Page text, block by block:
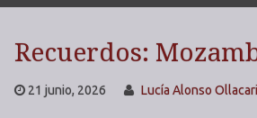
Recuerdos:
21 junio, 2026 Lucía Alonso